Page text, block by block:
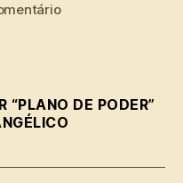
em
a
Edir
“PLANO DE PODER”